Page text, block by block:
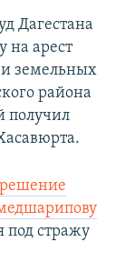
Дагестана
на арест
земельных
района
получил
под стражу